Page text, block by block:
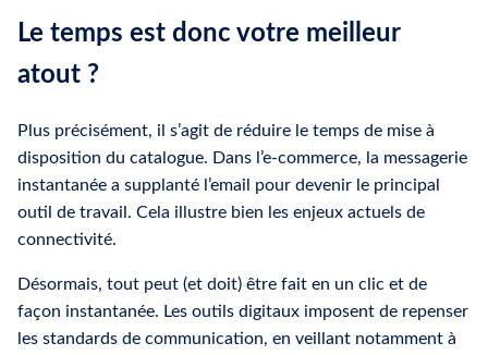
Le temps est donc votre meilleur
atout ?
Plus précisément, il s’agit de réduire le temps de mise à
disposition du catalogue. Dans l’e-commerce, la messagerie
instantanée a supplanté l’email pour devenir le principal
outil de travail. Cela illustre bien les enjeux actuels de
connectivité.
Désormais, tout peut (et doit) être fait en un clic et de
façon instantanée. Les outils digitaux imposent de repenser
les standards de communication, en veillant notamment à